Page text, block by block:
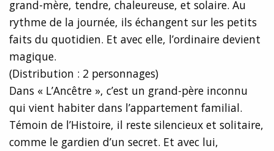
grand-mère, tendre, chaleureuse, et solaire. Au
rythme de la journée, ils échangent sur les petits
faits du quotidien. Et avec elle, l’ordinaire devient
magique.
(Distribution : 2 personnages)
Dans « L’Ancêtre », c’est un grand-père inconnu
qui vient habiter dans l’appartement familial.
Témoin de l’Histoire, il reste silencieux et solitaire,
comme le gardien d’un secret. Et avec lui,